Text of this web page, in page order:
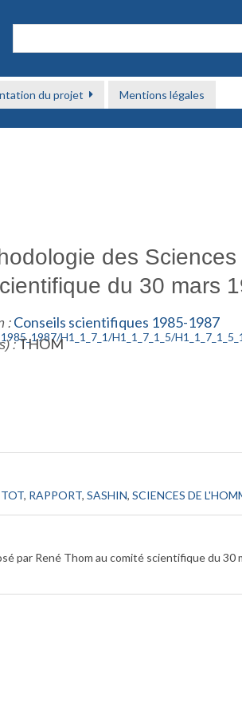
du projet Mentions légales
des Sciences
du 30 mars
: Conseils scientifiques 1985-1987
:THOM
, RAPPORT,SASHIN,SCIENCES DE
par René Thom au comité scientifique du 30